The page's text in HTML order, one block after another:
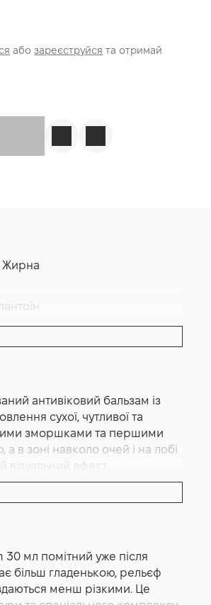
абозареєструйся та отримай
Жирна
Lotan Greens Wrinkle
антивіковий бальзам із
сухої, чутливої та
зморшками та першими
в зоні навколо очей і на лобі
візуальний ефект
як у щоденній рутині, так і
Wrinkle Relaxing Balm 30
що створюють ефект
поєднання цінних олій та
жожоба, олія обліпихи,
30 мл помітний уже після
більш гладенькою, рельєф
менш різкими. Це